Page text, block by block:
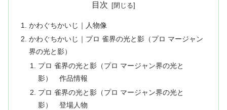
目次
かわぐちかいじ｜人物像
かわぐちかいじ｜プロ 雀界の光と影（プロ マージャン
界の光と影）
プロ 雀界の光と影（プロ マージャン界の光と
影） 作品情報
プロ 雀界の光と影（プロ マージャン界の光と
影） 登場人物